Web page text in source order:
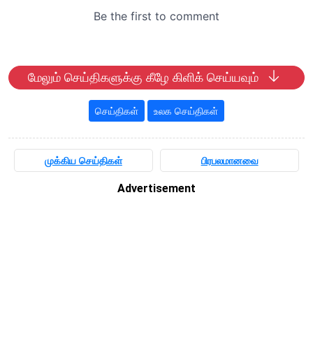
மேலும் செய்திகளுக்கு கீழே கிளிக் செய்யவும்
செய்திகள் உலக செய்திகள்
முக்கிய செய்திகள் பிரபலமானவை
Advertisement